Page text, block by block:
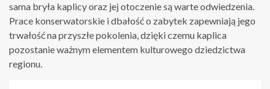
sama bryła kaplicy oraz jej otoczenie są warte odwiedzenia.
Prace konserwatorskie i dbałość o zabytek zapewniają jego
trwałość na przyszłe pokolenia, dzięki czemu kaplica
pozostanie ważnym elementem kulturowego dziedzictwa
regionu.